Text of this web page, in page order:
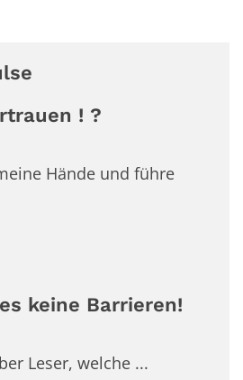
! ?
Hände und führe
keine Barrieren!
Leser, welche ...